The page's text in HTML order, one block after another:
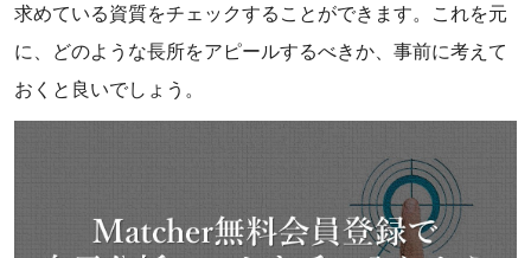
求めている資質をチェックすることができます。これを元
に、どのような長所をアピールするべきか、事前に考えて
おくと良いでしょう。